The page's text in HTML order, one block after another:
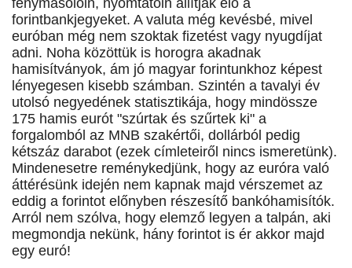
fénymásolóin, nyomtatóin állítják elő a
forintbankjegyeket. A valuta még kevésbé, mivel
euróban még nem szoktak fizetést vagy nyugdíjat
adni. Noha közöttük is horogra akadnak
hamisítványok, ám jó magyar forintunkhoz képest
lényegesen kisebb számban. Szintén a tavalyi év
utolsó negyedének statisztikája, hogy mindössze
175 hamis eurót "szúrtak és szűrtek ki" a
forgalomból az MNB szakértői, dollárból pedig
kétszáz darabot (ezek címleteiről nincs ismeretünk).
Mindenesetre reménykedjünk, hogy az euróra való
áttérésünk idején nem kapnak majd vérszemet az
eddig a forintot előnyben részesítő bankóhamisítók.
Arról nem szólva, hogy elemző legyen a talpán, aki
megmondja nekünk, hány forintot is ér akkor majd
egy euró!